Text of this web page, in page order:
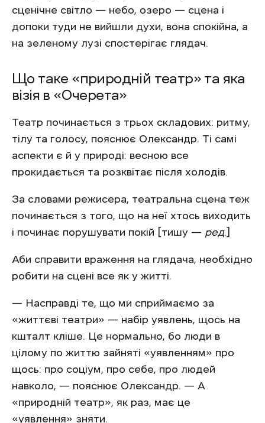
сценічне світло — небо, озеро — сцена і
допоки туди не вийшли духи, вона спокійна, а
на зеленому лузі спостерігає глядач.
Що таке «природній театр» та яка
візія в «Очерета»
Театр починається з трьох складових: ритму,
тілу та голосу, пояснює Олександр. Ті самі
аспекти є й у природі: весною все
прокидається та розквітає після холодів.
За словами режисера, театральна сцена теж
починається з того, що на неї хтось виходить
і починає порушувати покій [тишу — ред.]
Аби справити враження на глядача, необхідно
робити на сцені все як у житті.
— Насправді те, що ми сприймаємо за
«життєві театри» — набір уявлень, щось на
кшталт кліше. Це нормально, бо люди в
цілому по життю зайняті «уявленням» про
щось: про соціум, про себе, про людей
навколо, — пояснює Олександр. — А
«природній театр», як раз, має це
«уявлення» зняти.